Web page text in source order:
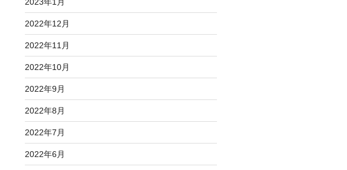
2022年12月
2022年11月
2022年10月
2022年9月
2022年8月
2022年7月
2022年6月